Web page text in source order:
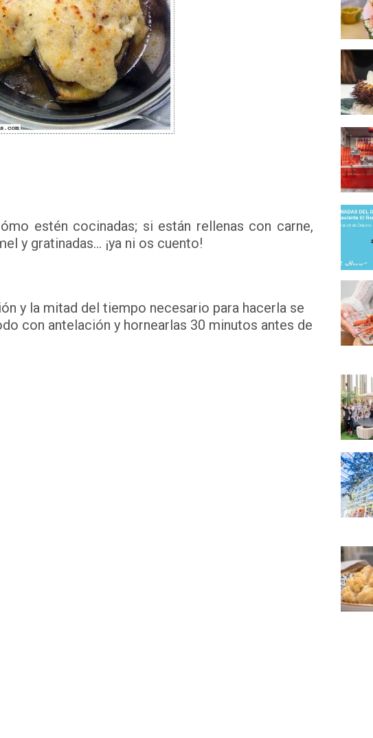
estén cocinadas; si están rellenas con carne,
y gratinadas… ¡ya ni os cuento!
y la mitad del tiempo necesario para hacerla se
con antelación y hornearlas 30 minutos antes de